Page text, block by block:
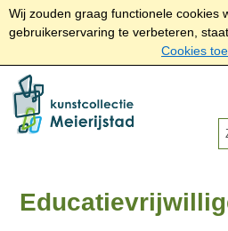
Wij zouden graag functionele cookies
gebruikerservaring te verbeteren,
Cookies